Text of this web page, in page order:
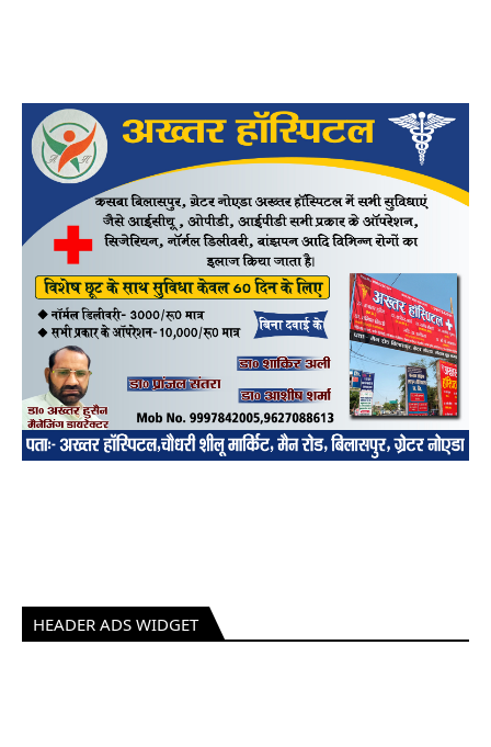
HEADER ADS WIDGET